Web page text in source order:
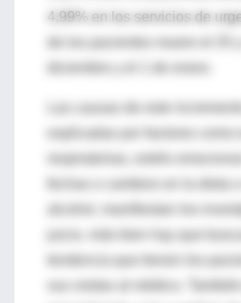
4,99% en los servicios de
fechas o cambios en la dieta
alcohol, manifiestan los
tendencia que tienen los